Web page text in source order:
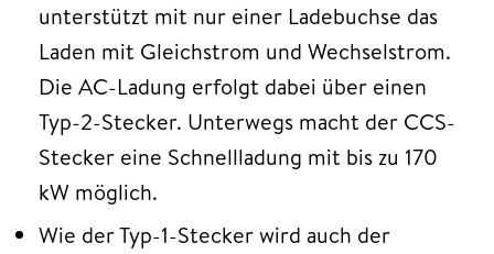
unterstützt mit nur einer Ladebuchse das
Laden mit Gleichstrom und Wechselstrom.
Die AC-Ladung erfolgt dabei über einen
Typ-2-Stecker. Unterwegs macht der CCS-
Stecker eine Schnellladung mit bis zu 170
kW möglich.
Wie der Typ-1-Stecker wird auch der